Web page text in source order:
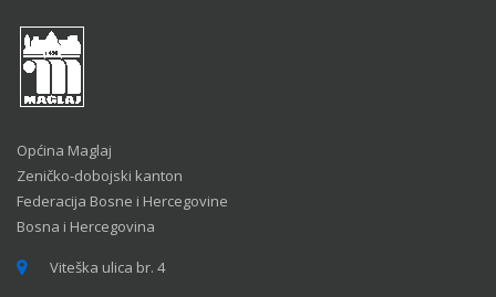
Općina Maglaj
Zeničko-dobojski kanton
Federacija Bosne i Hercegovine
Bosna i Hercegovina
Viteška ulica br. 4